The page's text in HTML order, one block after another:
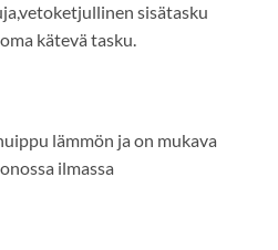
sisätasku
kätevä tasku.
lämmön ja on mukava
ilmassa